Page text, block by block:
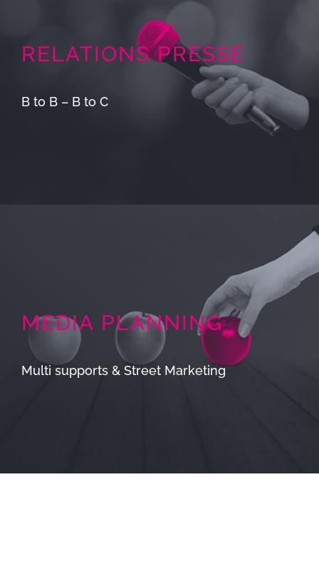
RELATIONS PRESSE
B to B – B to C
MEDIA PLANNING
Multi supports & Street Marketing